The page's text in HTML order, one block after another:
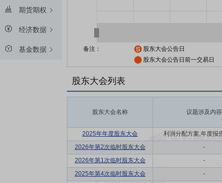
期货期权
经济数据
基金数据 备注：
股东大会公告日
股东大会公告日前一交易日
股东大会列表
股东大会名称 议题涉及内容
2025年年度股东大会
利润分配方案,年度报
2026年第2次临时股东大会
-
2026年第1次临时股东大会
-
2025年第4次临时股东大会
-